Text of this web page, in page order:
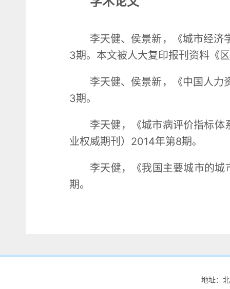
李天健、侯景新，《城市经济
3期。本文被人大复印报刊资料《
李天健、侯景新，《中国人力
3期。
李天健，《城市病评价指标
业权威期刊）2014年第8期。
李天健，《我国主要城市的
期。
地址：